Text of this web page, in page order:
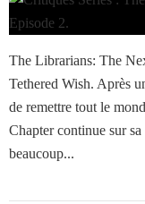
The Librarians: The
Tethered Wish. Après
de remettre tout le
Chapter continue sur
beaucoup...